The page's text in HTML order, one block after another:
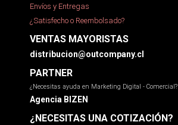
Envíos y Entregas
¿Satisfecho o Reembolsado?
VENTAS MAYORISTAS
distribucion@outcompany.cl
PARTNER
¿Necesitas ayuda en Marketing Digital - Comercial?
Agencia BIZEN
¿NECESITAS UNA COTIZACIÓN?